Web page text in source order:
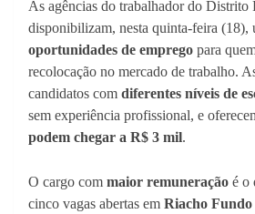
As agências do trabalhador do Distrito
disponibilizam, nesta quinta-feira (18),
oportunidades de emprego para
recolocação no mercado de trabalho.
candidatos com diferentes níveis de
sem experiência profissional, e
podem chegar a R$ 3 mil.
O cargo com maior remuneração é o
cinco vagas abertas em Riacho